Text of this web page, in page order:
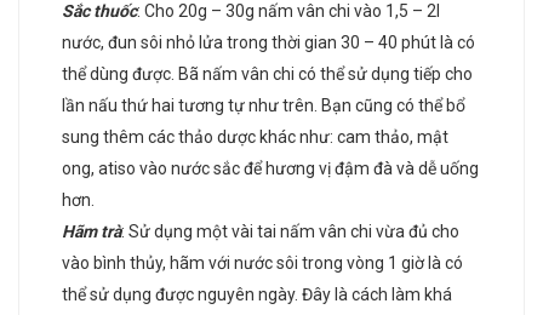
Sắc thuốc: Cho 20g – 30g nấm vân chi vào 1,5 – 2l
nước, đun sôi nhỏ lửa trong thời gian 30 – 40 phút là có
thể dùng được. Bã nấm vân chi có thể sử dụng tiếp cho
lần nấu thứ hai tương tự như trên. Bạn cũng có thể bổ
sung thêm các thảo dược khác như: cam thảo, mật
ong, atiso vào nước sắc để hương vị đậm đà và dễ uống
hơn.
Hãm trà: Sử dụng một vài tai nấm vân chi vừa đủ cho
vào bình thủy, hãm với nước sôi trong vòng 1 giờ là có
thể sử dụng được nguyên ngày. Đây là cách làm khá